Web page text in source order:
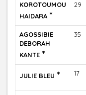
KOROTOUMOU
HAIDARA *
29
AGOSSIBIE
DEBORAH
KANTE *
35
JULIE BLEU * 17